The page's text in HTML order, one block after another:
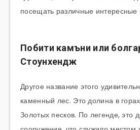
посещать различные интересные
Побити камъни или
Стоунхендж
Другое название этого
каменный лес. Это долина в
Золотых песков. По легенде, это